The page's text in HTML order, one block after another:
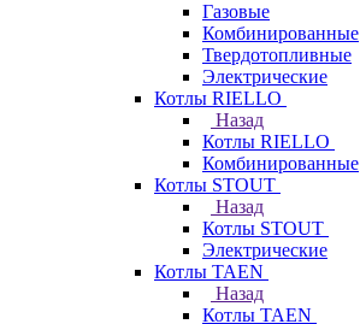
Газовые
Комбинированные
Твердотопливные
Электрические
Котлы RIELLO
Назад
Котлы RIELLO
Комбинированные
Котлы STOUT
Назад
Котлы STOUT
Электрические
Котлы TAEN
Назад
Котлы TAEN